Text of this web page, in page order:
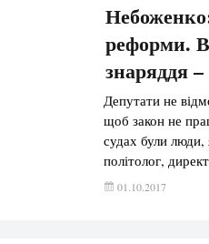
реформи.
знаряддя –
Депутати не
щоб закон не
судах були
політолог,
Небоженко.
01.10.2017